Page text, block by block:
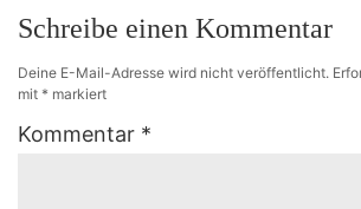
Schreibe einen Kommentar
Deine E-Mail-Adresse wird nicht veröffentlicht.
mit * markiert
Kommentar *